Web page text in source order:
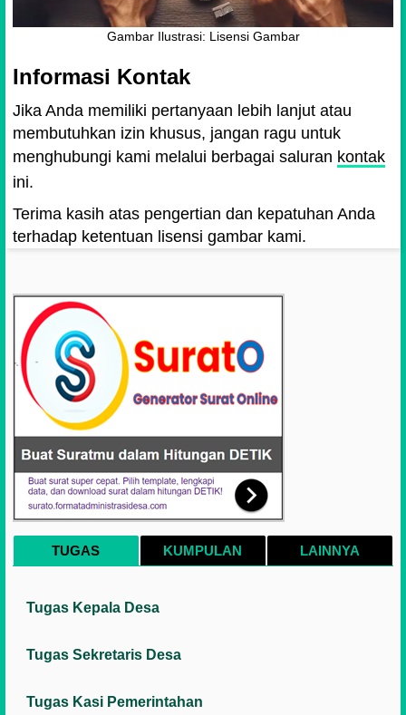
Gambar Ilustrasi: Lisensi Gambar
Informasi Kontak
Jika Anda memiliki pertanyaan lebih lanjut atau
membutuhkan izin khusus, jangan ragu untuk
menghubungi kami melalui berbagai saluran kontak
ini.
Terima kasih atas pengertian dan kepatuhan Anda
terhadap ketentuan lisensi gambar kami.
TUGAS KUMPULAN LAINNYA
Tugas Kepala Desa
Tugas Sekretaris Desa
Tugas Kasi Pemerintahan